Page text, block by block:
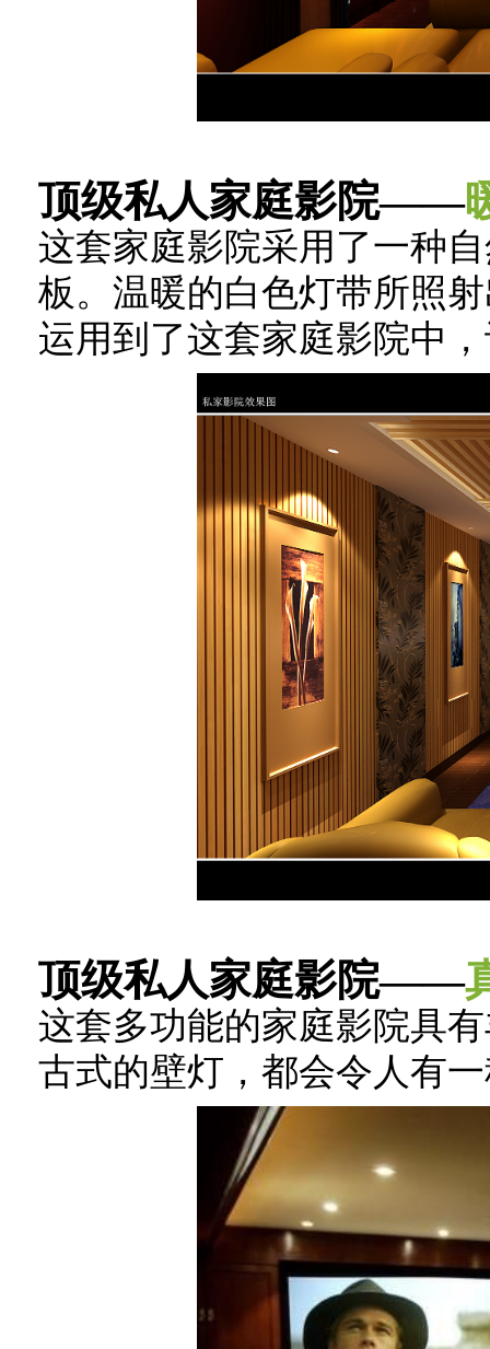
顶级私人家庭影院——
这套家庭影院采用了一种
板。温暖的白色灯带所照
运用到了这套家庭影院中
顶级私人家庭影院——
这套多功能的家庭影院具
古式的壁灯，都会令人有